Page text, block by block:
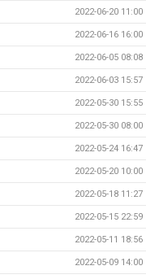
2022-06-20 11:00
2022-06-16 16:00
2022-06-05 08:08
2022-06-03 15:57
2022-05-30 15:55
2022-05-30 08:00
2022-05-24 16:47
2022-05-20 10:00
2022-05-18 11:27
2022-05-15 22:59
2022-05-11 18:56
2022-05-09 14:00